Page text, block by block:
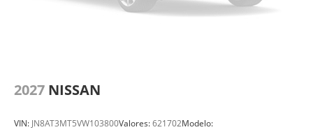
2027 NISSAN
VIN: JN8AT3MT5VW103800Valores:621702Modelo: